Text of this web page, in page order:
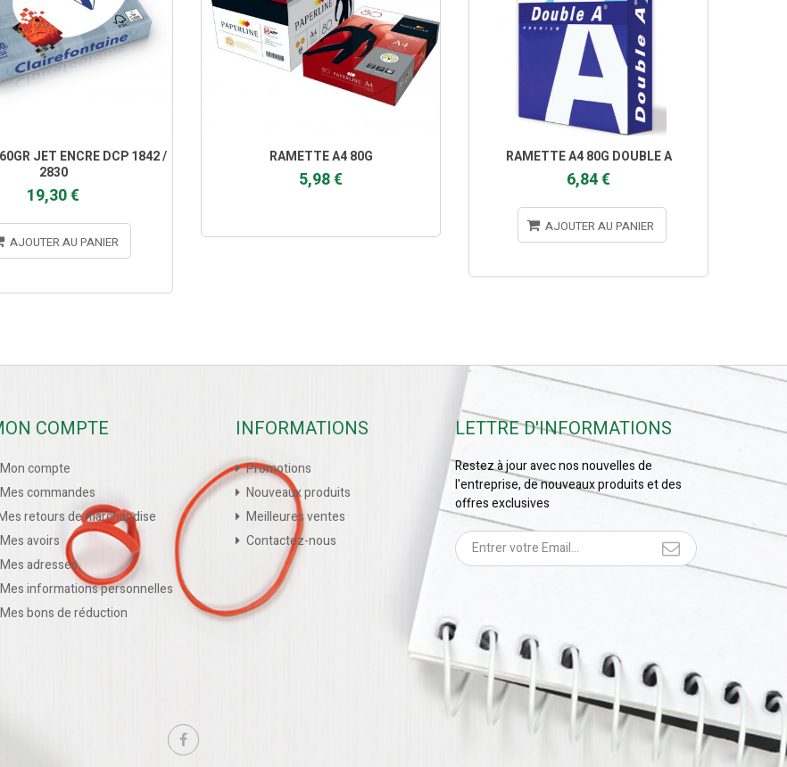
JET ENCRE DCP 1842 /
2830
19,30 €
AJOUTER AU PANIER
RAMETTE A4 80G
5,98 €
RAMETTE A4 80G DOUBLE A
6,84 €
AJOUTER AU PANIER
COMPTE
Mon compte
Mes commandes
retours de marchandise
Mes avoirs
Mes adresses
Mes informations personnelles
Mes bons de réduction
INFORMATIONS
Promotions
Nouveaux produits
Meilleures ventes
Contactez-nous
LETTRE D'INFORMATIONS
Restez à jour avec nos nouvelles de
l'entreprise, de nouveaux produits et des
offres exclusives